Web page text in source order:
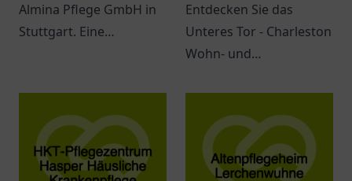
Almina Pflege GmbH in
Stuttgart. Eine
individuelle
Pflegeannahme.
Pflegezentrum
Entdecken Sie das
Unteres Tor - Charleston
Wohn- und
Haßfurt mit vielfältigen
Wohn- und
Pflegeangeboten für
Senioren.